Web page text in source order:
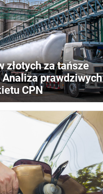
złotych za tańsze
prawdziwych
CPN